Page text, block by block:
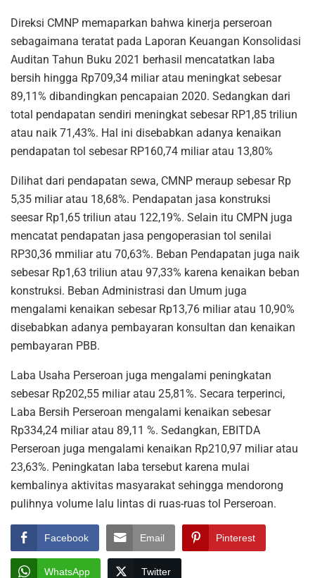
Direksi CMNP memaparkan bahwa kinerja perseroan
sebagaimana teratat pada Laporan Keuangan Konsolidasi
Auditan Tahun Buku 2021 berhasil mencatatkan laba
bersih hingga Rp709,34 miliar atau meningkat sebesar
89,11% dibandingkan pencapaian 2020. Sedangkan dari
total pendapatan sendiri meningkat sebesar RP1,85 triliun
atau naik 71,43%. Hal ini disebabkan adanya kenaikan
pendapatan tol sebesar RP160,74 miliar atau 13,80%
Dilihat dari pendapatan sewa, CMNP meraup sebesar Rp
5,35 miliar atau 18,68%. Pendapatan jasa konstruksi
seesar Rp1,65 triliun atau 122,19%. Selain itu CMPN juga
mencatat pendapatan jasa pengoperasian tol senilai
RP30,36 mmiliar atu 70,63%. Beban Pendapatan juga naik
sebesar Rp1,63 triliun atau 97,33% karena kenaikan beban
konstruksi. Beban Administrasi dan Umum juga
mengalami kenaikan sebesar Rp13,76 miliar atau 10,90%
disebabkan adanya pembayaran konsultan dan kenaikan
pembayaran PBB.
Laba Usaha Perseroan juga mengalami peningkatan
sebesar Rp202,55 miliar atau 25,81%. Secara terperinci,
Laba Bersih Perseroan mengalami kenaikan sebesar
Rp334,24 miliar atau 89,11 %. Sedangkan, EBITDA
Perseroan juga mengalami kenaikan Rp210,97 miliar atau
23,63%. Peningkatan laba tersebut karena mulai
kembalinya aktivitas masyarakat sehingga mendorong
pulihnya volume lalu lintas di ruas-ruas tol Perseroan.
Facebook Email Pinterest
WhatsApp Twitter